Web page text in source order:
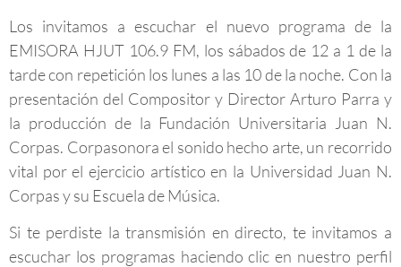
Los invitamos a escuchar el nuevo programa de la
EMISORA HJUT 106.9 FM, los sábados de 12 a 1 de la
tarde con repetición los lunes a las 10 de la noche. Con la
presentación del Compositor y Director Arturo Parra y
la producción de la Fundación Universitaria Juan N.
Corpas. Corpasonora el sonido hecho arte, un recorrido
vital por el ejercicio artístico en la Universidad Juan N.
Corpas y su Escuela de Música.
Si te perdiste la transmisión en directo, te invitamos a
escuchar los programas haciendo clic en nuestro perfil